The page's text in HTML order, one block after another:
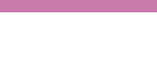
다문화교육복지대학원